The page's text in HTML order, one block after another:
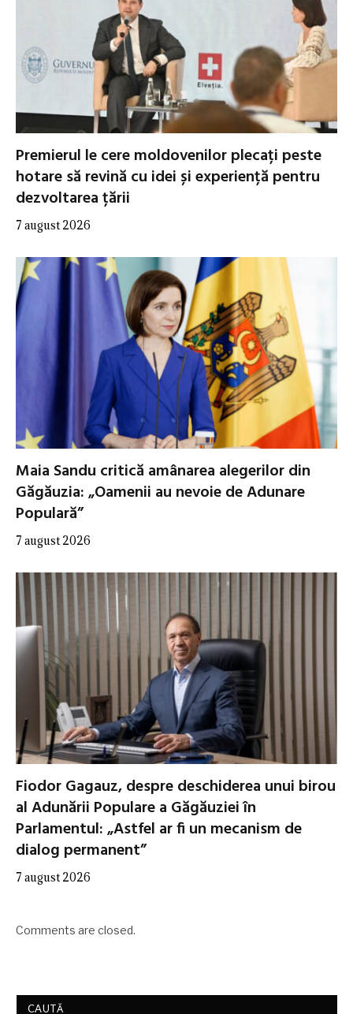
Premierul le cere moldovenilor plecați peste
hotare să revină cu idei și experiență pentru
dezvoltarea țării
7 august 2026
Maia Sandu critică amânarea alegerilor din
Găgăuzia: „Oamenii au nevoie de Adunare
Populară”
7 august 2026
Fiodor Gagauz, despre deschiderea unui birou
al Adunării Populare a Găgăuziei în
Parlamentul: „Astfel ar fi un mecanism de
dialog permanent”
7 august 2026
Comments are closed.
CAUTĂ